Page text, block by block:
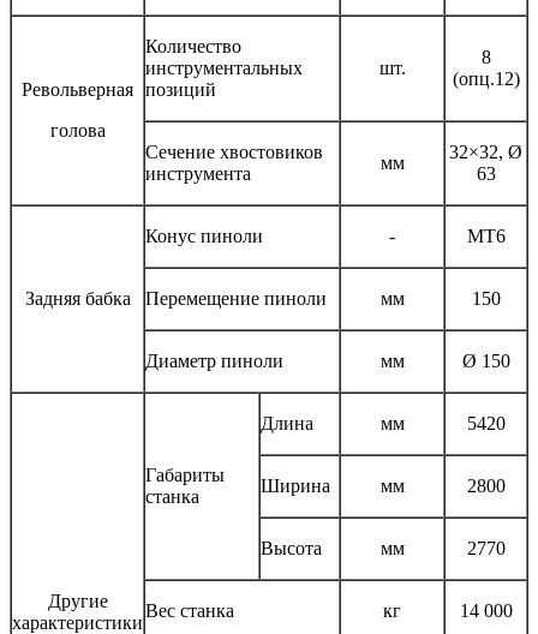
Револьверная
голова
Количество
инструментальных
позиций
шт.
8
(опц.12)
Сечение хвостовиков
инструмента
мм
32×32, Ø
63
Задняя бабка
Конус пиноли - МТ6
Перемещение пиноли мм 150
Диаметр пиноли мм Ø 150
Другие
характеристики
Габариты
станка
Длина мм 5420
Ширина мм 2800
Высота мм 2770
Вес станка кг 14 000